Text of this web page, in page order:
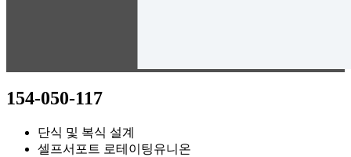
154-050-117
단식 및 복식 설계
셀프서포트 로테이팅유니온